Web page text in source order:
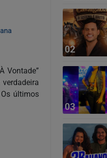
Vontade”
últimos
02
03